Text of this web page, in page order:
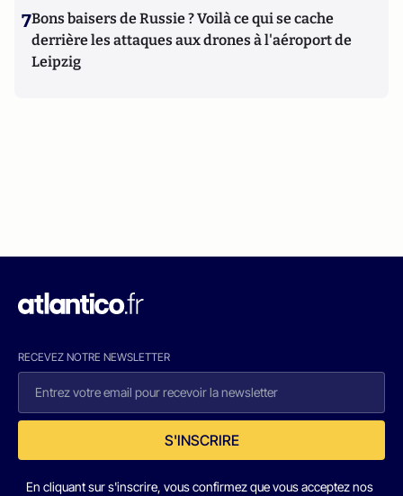
7Bons baisers de Russie ? Voilà ce qui se cache
derrière les attaques aux drones à l'aéroport de
Leipzig
RECEVEZ NOTRE NEWSLETTER
S'INSCRIRE
En cliquant sur s'inscrire, vous confirmez que vous acceptez nos